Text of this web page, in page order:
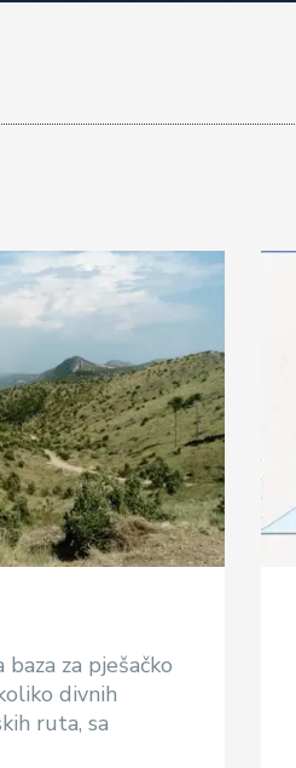
za pješačko
divnih
ruta, sa